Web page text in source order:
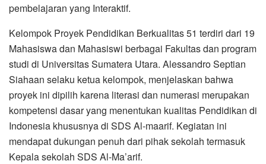
pembelajaran yang Interaktif.
Kelompok Proyek Pendidikan Berkualitas 51 terdiri dari 19
Mahasiswa dan Mahasiswi berbagai Fakultas dan program
studi di Universitas Sumatera Utara. Alessandro Septian
Siahaan selaku ketua kelompok, menjelaskan bahwa
proyek ini dipilih karena literasi dan numerasi merupakan
kompetensi dasar yang menentukan kualitas Pendidikan di
Indonesia khususnya di SDS Al-maarif. Kegiatan ini
mendapat dukungan penuh dari pihak sekolah termasuk
Kepala sekolah SDS Al-Ma’arif.